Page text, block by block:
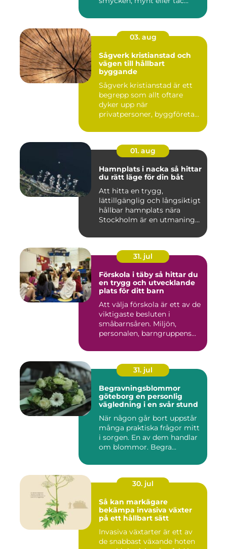
03. aug
Sågverk kristianstad och
vägen till hållbart
byggande
Sågverk kristianstad är ett
begrepp som allt oftare
dyker upp när
privatpersoner, byggföretag
01. aug
Hamnplats i nacka så hittar
du rätt läge för din båt
Att hitta en trygg,
lättillgänglig och långsiktigt
hållbar hamnplats nära
Stockholm är en utmaning
31. jul
Förskola i täby så hittar du
en trygg och utvecklande
plats för ditt barn
Att välja förskola är ett av de
viktigaste besluten i
småbarnsåren. Miljön,
personalen, barngruppens...
31. jul
Begravningsblommor
göteborg en personlig
vägledning i en svår stund
När någon går bort uppstår
många praktiska frågor mitt
i sorgen. En av dem handlar
om blommor. Begra...
30. jul
Så kan markägare
bekämpa invasiva växter
på ett hållbart sätt
Invasiva växtarter är ett av
de snabbast växande hoten